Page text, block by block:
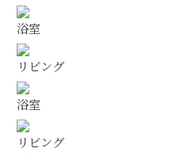
浴室
リビング
浴室
リビング